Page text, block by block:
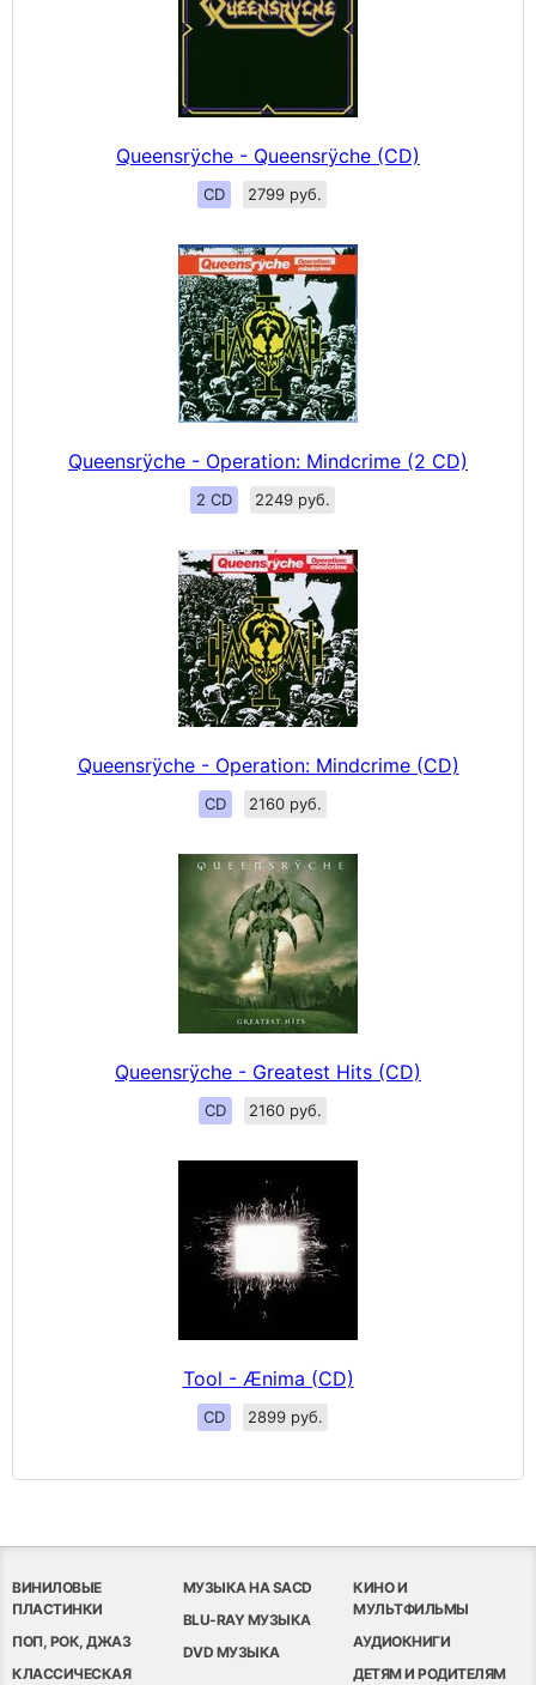
Queensrÿche - Queensrÿche (CD)
CD 2799 руб.
Queensrÿche - Operation: Mindcrime (2 CD)
2 CD 2249 руб.
Queensrÿche - Operation: Mindcrime (CD)
CD 2160 руб.
Queensrÿche - Greatest Hits (CD)
CD 2160 руб.
Tool - Ænima (CD)
CD 2899 руб.
ВИНИЛОВЫЕ
ПЛАСТИНКИ
ПОП, РОК, ДЖАЗ
КЛАССИЧЕСКАЯ
МУЗЫКА НА SACD
BLU-RAY МУЗЫКА
DVD МУЗЫКА
КИНО И
МУЛЬТФИЛЬМЫ
АУДИОКНИГИ
ДЕТЯМ И РОДИТЕЛЯМ